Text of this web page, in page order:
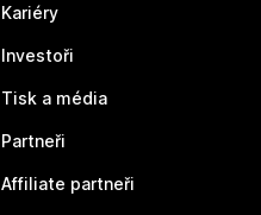
Kariéry
Investoři
Tisk a média
Partneři
Affiliate partneři